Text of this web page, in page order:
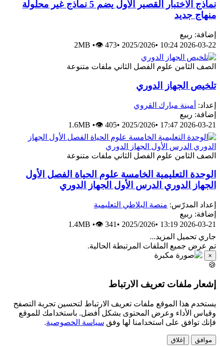
نماذج الاختبار القصير الأول يضم 5 نماذج غير محلولة
منهاج جديد
إضافة: ربيع
2026-03-22 10:24
•
2025/2026
•
2MB •👁 473
الصف الثامن علوم الفصل الثاني ملفات متنوعة
تلخيص الجهاز الدوري
إعداد: أمينة مبارك القروي
إضافة: ربيع
2026-03-21 17:47
•
2025/2026
•
1.6MB •👁 405
الصف الثامن علوم الفصل الثاني ملفات متنوعة
الوحدة التعليمية الخامسة علوم الحياة الفصل الأول
الجهاز الدوري الدرس الأول الجهاز الدوري
إعداد المدرّس: منصة البلاطي التعليمية
إضافة: ربيع
2026-03-21 13:19
•
2025/2026
•
1.4MB •👁 341
جاري تحميل المزيد...
تم عرض جميع الملفات المرتبطة الحالية.
×
🍪
إشعار ملفات تعريف الارتباط
يستخدم هذا الموقع ملفات تعريف الارتباط لتحسين تجربة التصفح
وقياس الأداء وعرض المحتوى بشكل أفضل. باستخدامك للموقع
فإنك توافق على استخدامنا لها وفق سياسة الخصوصية.
موافق إغلاق